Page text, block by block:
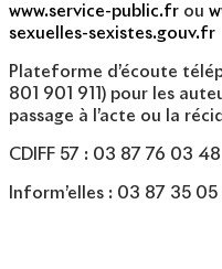
www.service-public.fr ou
sexuelles-sexistes.gouv.fr
Plateforme d’écoute
801 901 911) pour les
passage à l’acte ou la
CDIFF 57 : 03 87 76 03 48
Inform’elles : 03 87 35